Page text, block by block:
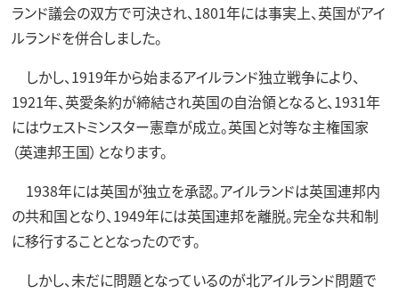
ランド議会の双方で可決され、1801年には事実上、英国がアイ
ルランドを併合しました。
しかし、1919年から始まるアイルランド独立戦争により、
1921年、英愛条約が締結され英国の自治領となると、1931年
にはウェストミンスター憲章が成立。英国と対等な主権国家
（英連邦王国）となります。
1938年には英国が独立を承認。アイルランドは英国連邦内
の共和国となり、1949年には英国連邦を離脱。完全な共和制
に移行することとなったのです。
しかし、未だに問題となっているのが北アイルランド問題で